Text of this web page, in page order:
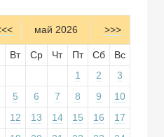
май 2026 >>>
Вт Ср Чт Пт Сб
Вс
1
2
3
5 6 7 8 9
10
12 13 14 15 16
17